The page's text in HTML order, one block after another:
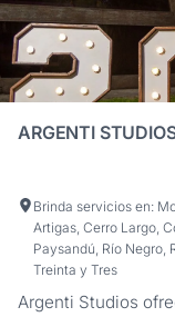
ARGENTI
Brinda servicios en:
Artigas, Cerro Largo,
Paysandú, Río Negro,
Treinta y Tres
Argenti Studios